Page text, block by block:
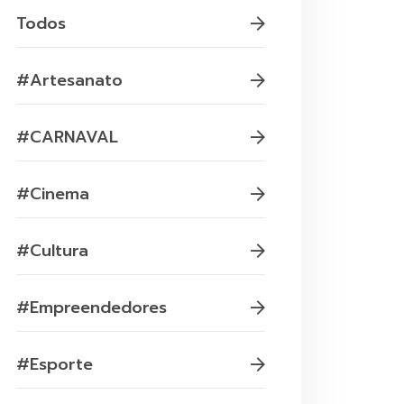
Todos
#Artesanato
#CARNAVAL
#Cinema
#Cultura
#Empreendedores
#Esporte